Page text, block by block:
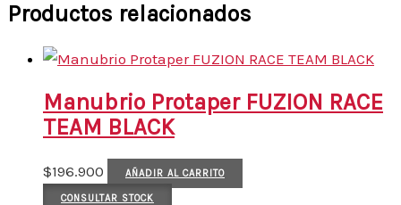
Productos relacionados
Manubrio Protaper FUZION RACE
TEAM BLACK
$196.900 AÑADIR AL CARRITO
CONSULTAR STOCK